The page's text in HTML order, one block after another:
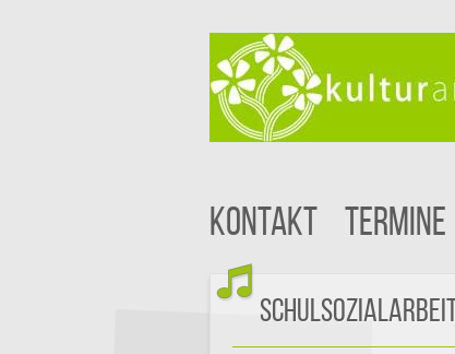
Kontakt Termine
Schulsozialarbeit